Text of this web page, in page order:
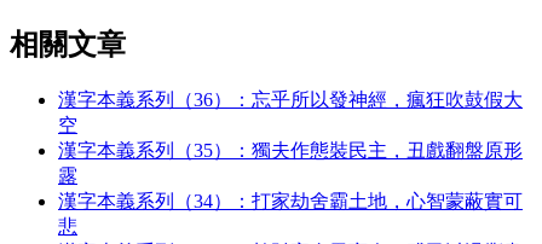
相關文章
漢字本義系列（36）：忘乎所以發神經，瘋狂吹鼓假大
空
漢字本義系列（35）：獨夫作態裝民主，丑戲翻盤原形
露
漢字本義系列（34）：打家劫舍霸土地，心智蒙蔽實可
悲